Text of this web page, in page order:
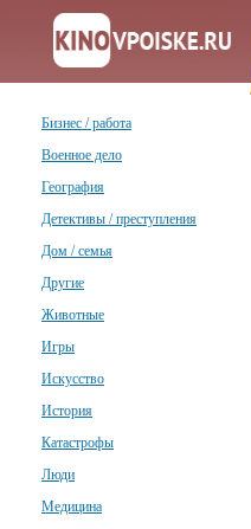
Бизнес / работа
Военное дело
География
Детективы / преступления
Дом / семья
Другие
Животные
Игры
Искусство
История
Катастрофы
Люди
Медицина